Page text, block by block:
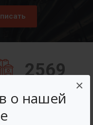
о нашей
×
2569